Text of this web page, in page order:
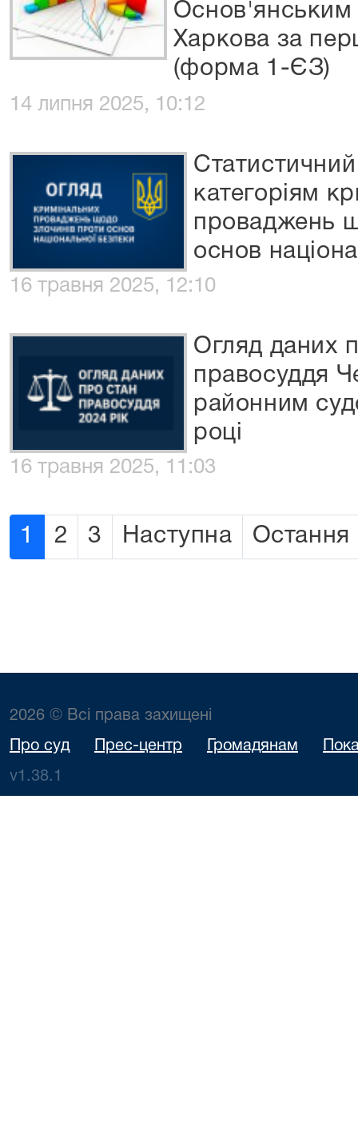
Основ'янським
Харкова за
(форма 1-ЄЗ)
14 липня 2025, 10:12
категоріям
проваджень
основ
16 травня 2025, 12:10
Огляд даних
правосуддя
районним
році
16 травня 2025, 11:03
1 2 3 Наступна Остання
2026 © Всі права захищені
Про суд Прес-центр Громадянам
v1.38.1